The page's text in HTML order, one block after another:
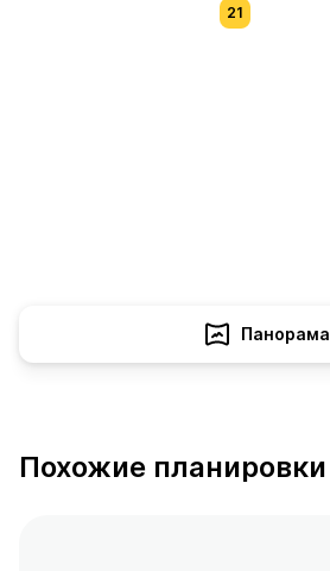
21
Панорама
Похожие планировки